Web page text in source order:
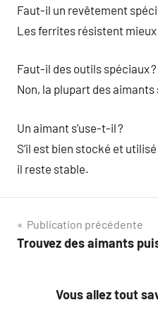
Faut-il un revêtement
Les ferrites résistent mieux
Faut-il des outils spéciaux ?
Non, la plupart des
Un aimant s’use-t-il ?
S’il est bien stocké et
il reste stable.
Navigation
de
Publication précédente
Trouvez des aimants
Vous allez tout